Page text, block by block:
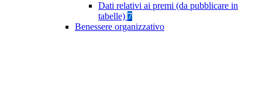
Dati relativi ai premi (da pubblicare in
tabelle) 7
Benessere organizzativo